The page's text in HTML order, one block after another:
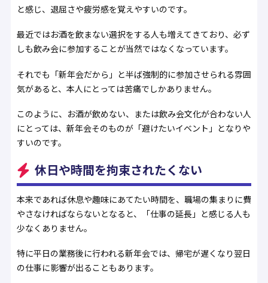
と感じ、退屈さや疲労感を覚えやすいのです。
最近ではお酒を飲まない選択をする人も増えてきており、必ず
しも飲み会に参加することが当然ではなくなっています。
それでも「新年会だから」と半ば強制的に参加させられる雰囲
気があると、本人にとっては苦痛でしかありません。
このように、お酒が飲めない、または飲み会文化が合わない人
にとっては、新年会そのものが「避けたいイベント」となりや
すいのです。
休日や時間を拘束されたくない
本来であれば休息や趣味にあてたい時間を、職場の集まりに費
やさなければならないとなると、「仕事の延長」と感じる人も
少なくありません。
特に平日の業務後に行われる新年会では、帰宅が遅くなり翌日
の仕事に影響が出ることもあります。